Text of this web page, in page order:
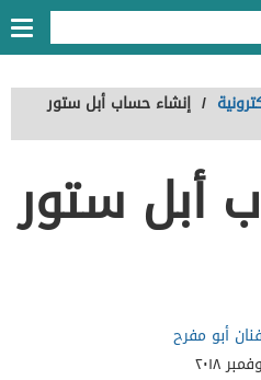
/ إنشاء حساب أبل ستور
أبل ستور
أبو مفرح